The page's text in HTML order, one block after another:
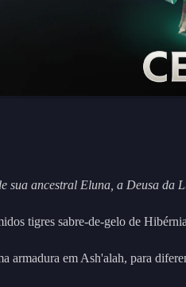
sua ancestral Eluna, a Deusa da
tigres sabre-de-gelo de
em Ash'alah, para